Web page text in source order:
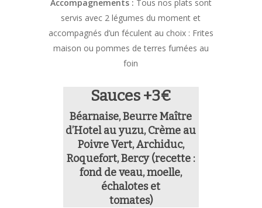
Accompagnements : Tous nos plats sont
servis avec 2 légumes du moment et
accompagnés d’un féculent au choix : Frites
maison ou pommes de terres fumées au
foin
Sauces +3€
Béarnaise, Beurre Maître
d’Hotel au yuzu, Crème au
Poivre Vert, Archiduc,
Roquefort, Bercy (recette :
fond de veau, moelle,
échalotes et
tomates)